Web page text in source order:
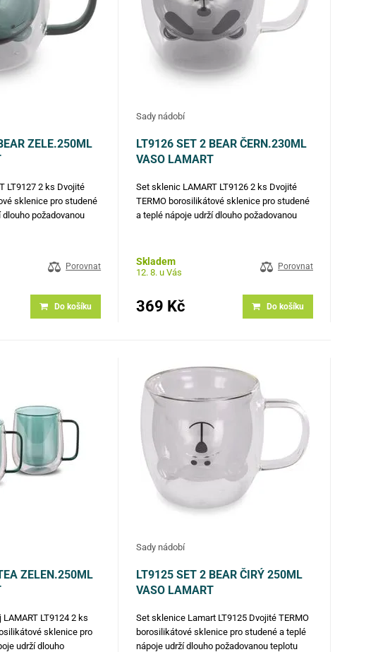
ZELE.250ML
LT9127 2 ks Dvojité
sklenice pro studené
požadovanou
je odolnější…
Porovnat
Do košíku
Sady nádobí
LT9126 SET 2 BEAR ČERN.230ML
VASO LAMART
Set sklenic LAMART LT9126 2 ks Dvojité
TERMO borosilikátové sklenice pro studené
a teplé nápoje udrží dlouho požadovanou
Silné borosilikátové sklo je odolnější…
Skladem
12. 8. u Vás
Porovnat
369 Kč Do košíku
ZELEN.250ML
LT9124 2 ks
sklenice pro
udrží dlouho
Sady nádobí
LT9125 SET 2 BEAR ČIRÝ 250ML
VASO LAMART
Set sklenice Lamart LT9125 Dvojité TERMO
borosilikátové sklenice pro studené a teplé
nápoje udrží dlouho požadovanou teplotu